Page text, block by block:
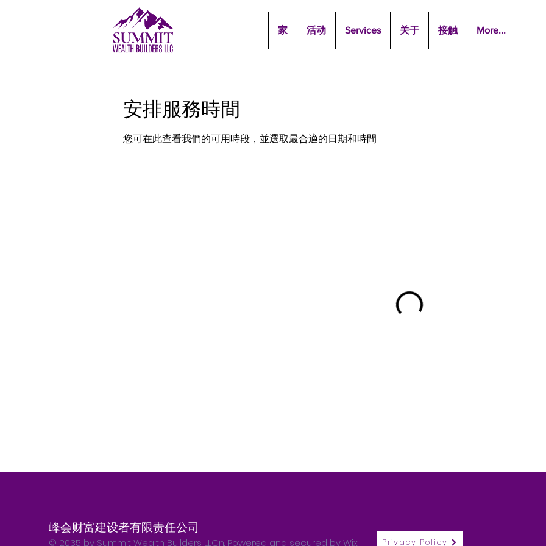
家 活动 Services 关于 接触 More...
安排服務時間
您可在此查看我們的可用時段，並選取最合適的日期和時間
峰会财富建设者有限责任公司
© 2035 by Summit Wealth Builders LLCn. Powered and secured byWix Privacy Policy